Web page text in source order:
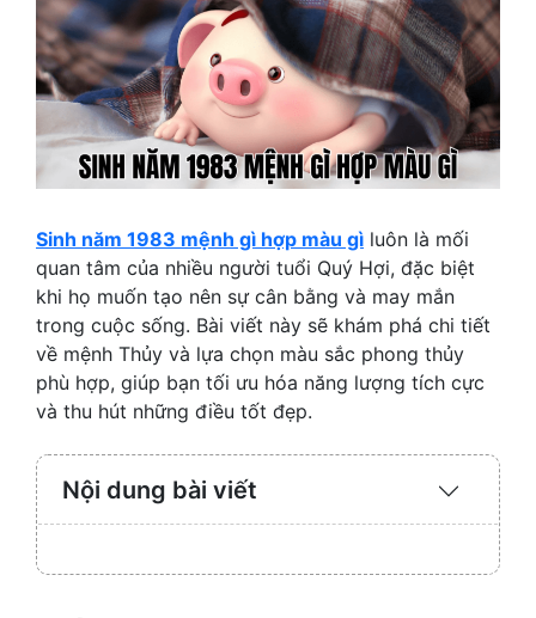
Sinh năm 1983 mệnh gì hợp màu gì luôn là mối
quan tâm của nhiều người tuổi Quý Hợi, đặc biệt
khi họ muốn tạo nên sự cân bằng và may mắn
trong cuộc sống. Bài viết này sẽ khám phá chi tiết
về mệnh Thủy và lựa chọn màu sắc phong thủy
phù hợp, giúp bạn tối ưu hóa năng lượng tích cực
và thu hút những điều tốt đẹp.
Nội dung bài viết
Expand